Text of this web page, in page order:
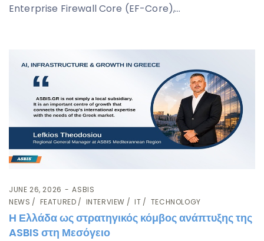
Enterprise Firewall Core (EF-Core),…
JUNE 26, 2026
ASBIS
NEWS
FEATURED INTERVIEW IT TECHNOLOGY
Η Ελλάδα ως στρατηγικός κόμβος ανάπτυξης της
ASBIS στη Μεσόγειο